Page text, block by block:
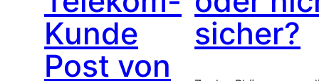
Kunde
Post von
sicher?